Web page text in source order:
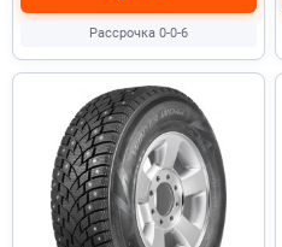
Рассрочка 0-0-6